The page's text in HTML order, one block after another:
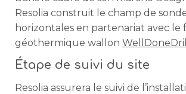
Resolia construit le champ de
horizontales en partenariat avec le
géothermique wallon WellDoneDrill
Étape de suivi du site
Resolia assurera le suivi de